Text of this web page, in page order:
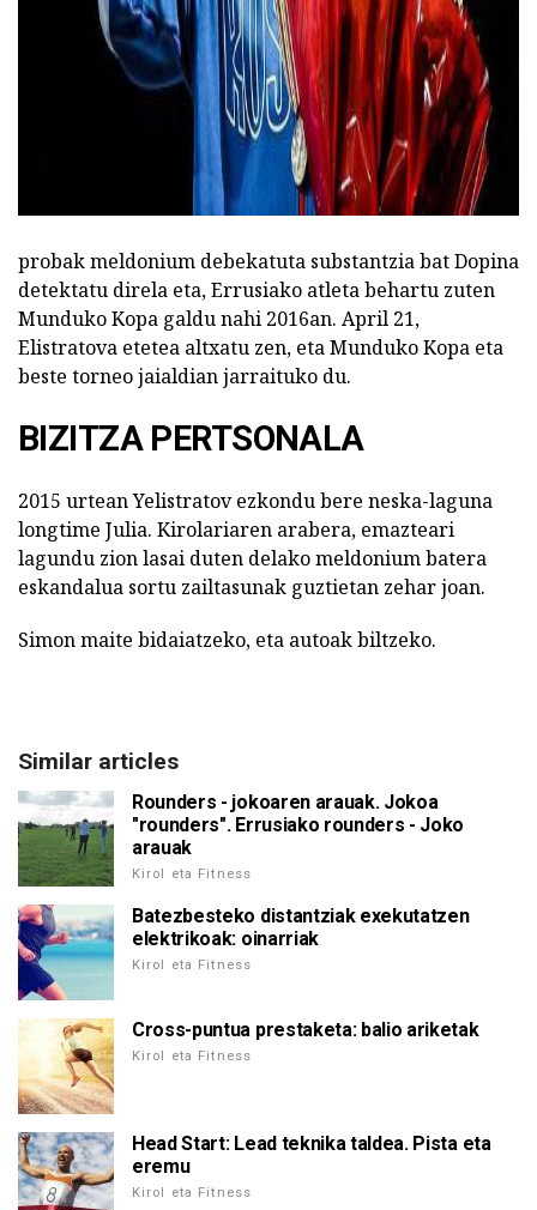
probak meldonium debekatuta substantzia bat Dopina
detektatu direla eta, Errusiako atleta behartu zuten
Munduko Kopa galdu nahi 2016an. April 21,
Elistratova etetea altxatu zen, eta Munduko Kopa eta
beste torneo jaialdian jarraituko du.
BIZITZA PERTSONALA
2015 urtean Yelistratov ezkondu bere neska-laguna
longtime Julia. Kirolariaren arabera, emazteari
lagundu zion lasai duten delako meldonium batera
eskandalua sortu zailtasunak guztietan zehar joan.
Simon maite bidaiatzeko, eta autoak biltzeko.
Similar articles
Rounders - jokoaren arauak. Jokoa
"rounders". Errusiako rounders - Joko
arauak
Kirol eta Fitness
Batezbesteko distantziak exekutatzen
elektrikoak: oinarriak
Kirol eta Fitness
Cross-puntua prestaketa: balio ariketak
Kirol eta Fitness
Head Start: Lead teknika taldea. Pista eta
eremu
Kirol eta Fitness